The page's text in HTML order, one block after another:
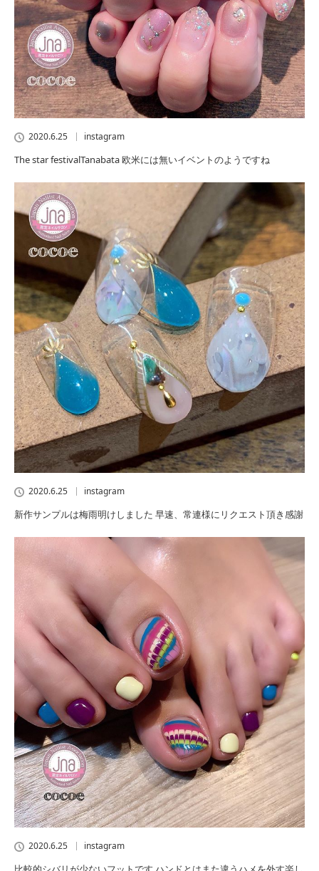
2020.6.25 instagram
The star festivalTanabata 欧米には無いイベントのようですね
2020.6.25 instagram
新作サンプルは梅雨明けしました 早速、常連様にリクエスト頂き感謝
2020.6.25 instagram